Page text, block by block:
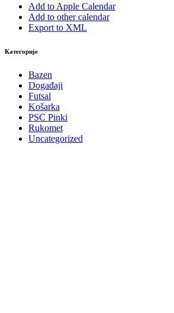
Add to Apple Calendar
Add to other calendar
Export to XML
Категорије
Bazen
Događaji
Futsal
Košarka
PSC Pinki
Rukomet
Uncategorized